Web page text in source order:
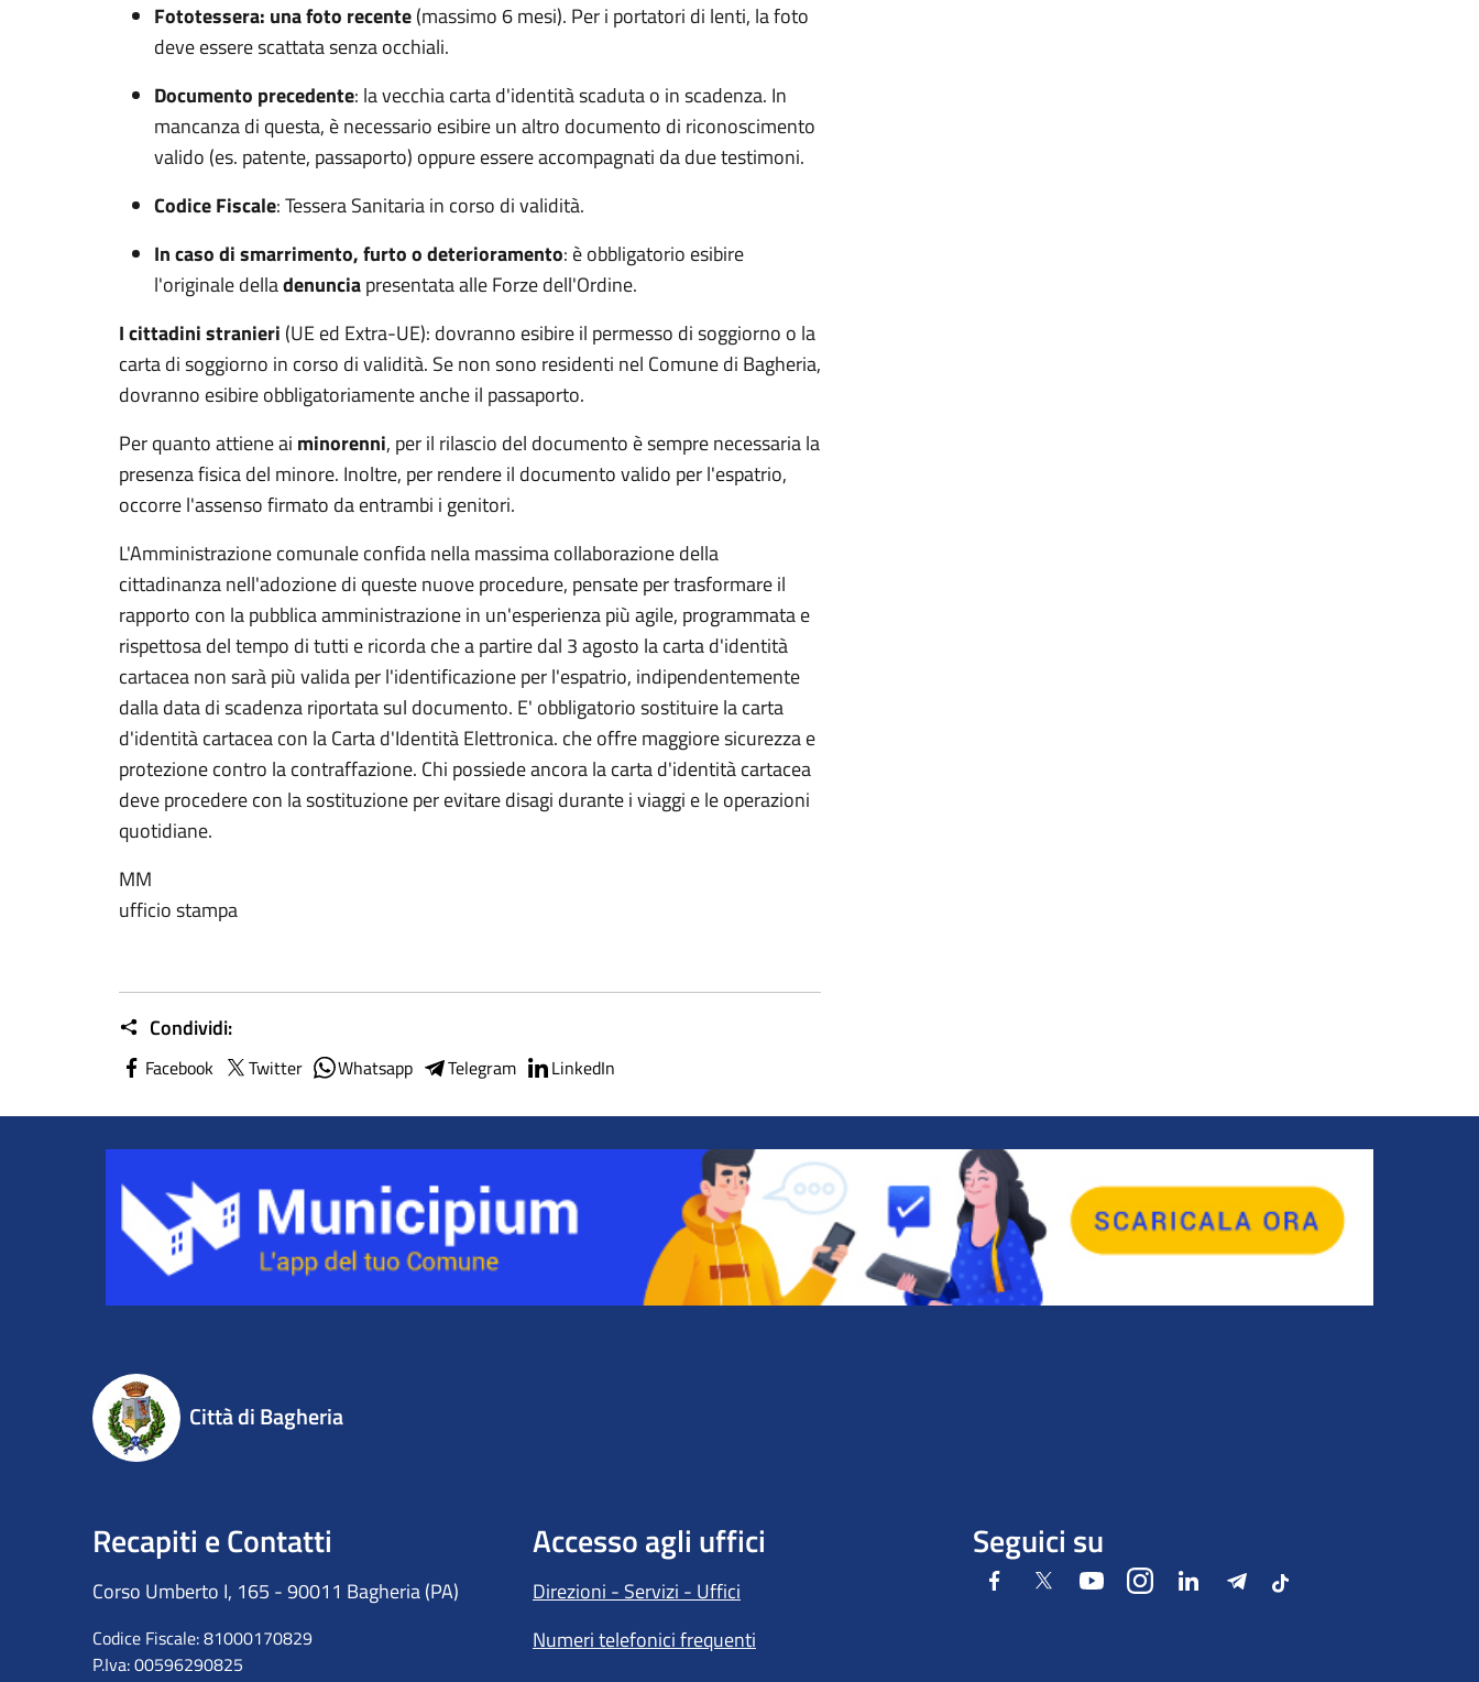
Fototessera: una foto recente(massimo 6 mesi). Per i portatori di lenti, la foto
deve essere scattata senza occhiali.
Documento precedente: la vecchia carta d'identità scaduta o in scadenza. In
mancanza di questa, è necessario esibire un altro documento di riconoscimento
valido (es. patente, passaporto) oppure essere accompagnati da due testimoni.
Codice Fiscale: Tessera Sanitaria in corso di validità.
In caso di smarrimento, furto o deterioramento: è obbligatorio esibire
l'originale delladenunciapresentata alle Forze dell'Ordine.
I cittadini stranieri (UE ed Extra-UE): dovranno esibire il permesso di soggiorno o la
carta di soggiorno in corso di validità. Se non sono residenti nel Comune di Bagheria,
dovranno esibire obbligatoriamente anche il passaporto.
Per quanto attiene ai minorenni, per il rilascio del documento è sempre necessaria la
presenza fisica del minore. Inoltre, per rendere il documento valido per l'espatrio,
occorre l'assenso firmato da entrambi i genitori.
L'Amministrazione comunale confida nella massima collaborazione della
cittadinanza nell'adozione di queste nuove procedure, pensate per trasformare il
rapporto con la pubblica amministrazione in un'esperienza più agile, programmata e
rispettosa del tempo di tutti e ricorda che a partire dal 3 agosto la carta d'identità
cartacea non sarà più valida per l'identificazione per l'espatrio, indipendentemente
dalla data di scadenza riportata sul documento. E' obbligatorio sostituire la carta
d'identità cartacea con la Carta d'Identità Elettronica. che offre maggiore sicurezza e
protezione contro la contraffazione. Chi possiede ancora la carta d'identità cartacea
deve procedere con la sostituzione per evitare disagi durante i viaggi e le operazioni
quotidiane.
MM
ufficio stampa
Condividi:
Facebook Twitter Whatsapp Telegram LinkedIn
Città di Bagheria
Recapiti e Contatti
Corso Umberto I, 165 - 90011 Bagheria (PA)
Codice Fiscale: 81000170829
P.Iva: 00596290825
Accesso agli uffici
Direzioni - Servizi - Uffici
Numeri telefonici frequenti
Seguici su
FacebookTwitter YoutubeInstagramLinkedIn Telegram
Tiktok